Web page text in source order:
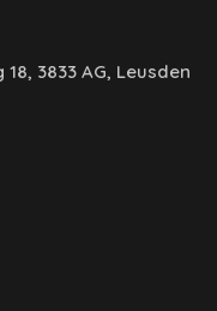
3833 AG, Leusden